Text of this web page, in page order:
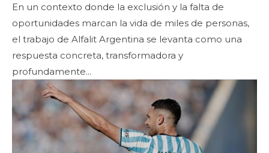
En un contexto donde la exclusión y la falta de
oportunidades marcan la vida de miles de personas,
el trabajo de Alfalit Argentina se levanta como una
respuesta concreta, transformadora y
profundamente...